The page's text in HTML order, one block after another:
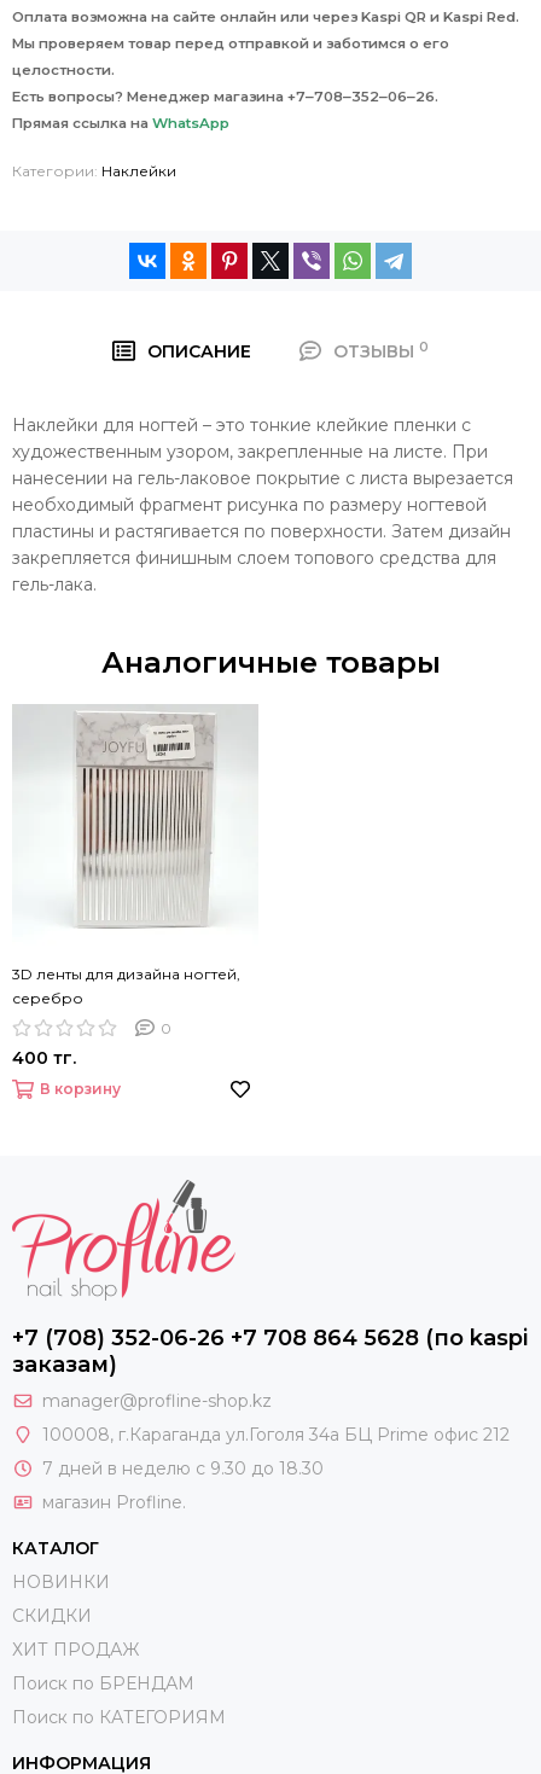
Оплата возможна на сайте онлайн или через Kaspi QR и Kaspi Red.
Мы проверяем товар перед отправкой и заботимся о его
целостности.
Есть вопросы? Менеджер магазина +7‒708‒352‒06‒26.
Прямая ссылка на WhatsApp
Категории: Наклейки
ОПИСАНИЕ ОТЗЫВЫ 0
Наклейки для ногтей – это тонкие клейкие пленки с
художественным узором, закрепленные на листе. При
нанесении на гель-лаковое покрытие с листа вырезается
необходимый фрагмент рисунка по размеру ногтевой
пластины и растягивается по поверхности. Затем дизайн
закрепляется финишным слоем топового средства для
гель-лака.
Аналогичные товары
3D ленты для дизайна ногтей,
серебро
0
400 тг.
В корзину
+7 (708) 352-06-26 +7 708 864 5628 (по kaspi
заказам)
manager@profline-shop.kz
100008, г.Караганда ул.Гоголя 34а БЦ Prime офис 212
7 дней в неделю с 9.30 до 18.30
магазин Profline.
КАТАЛОГ
НОВИНКИ
СКИДКИ
ХИТ ПРОДАЖ
Поиск по БРЕНДАМ
Поиск по КАТЕГОРИЯМ
ИНФОРМАЦИЯ